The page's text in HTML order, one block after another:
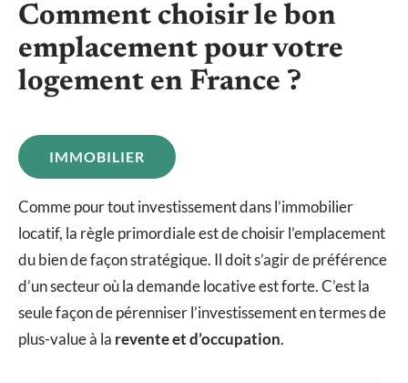
Comment choisir le bon
emplacement pour votre
logement en France ?
IMMOBILIER
Comme pour tout investissement dans l’immobilier
locatif, la règle primordiale est de choisir l’emplacement
du bien de façon stratégique. Il doit s’agir de préférence
d’un secteur où la demande locative est forte. C’est la
seule façon de pérenniser l’investissement en termes de
plus-value à la revente et d’occupation.